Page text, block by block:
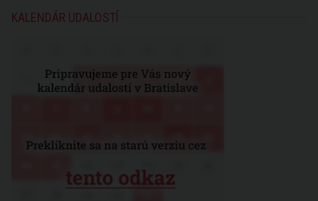
KALENDÁR UDALOSTÍ